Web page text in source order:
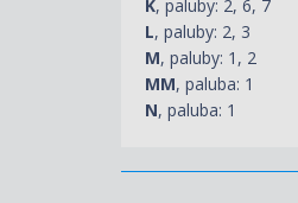
K, paluby: 2, 6, 7
L, paluby: 2, 3
M, paluby: 1, 2
MM, paluba: 1
N, paluba: 1